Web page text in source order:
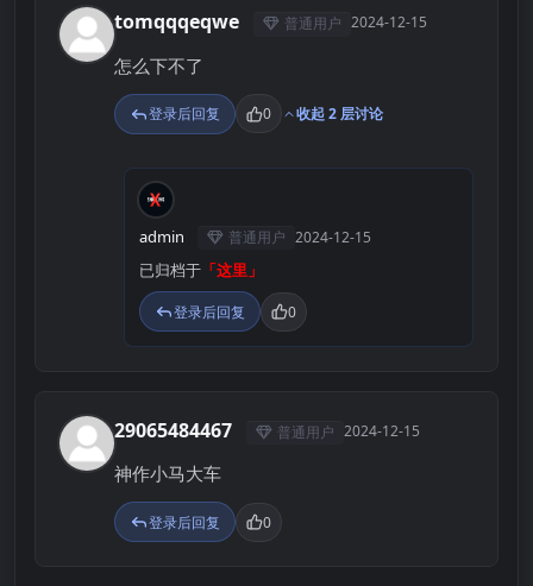
T tomqqqeqwe 普通用户 2024-12-15
怎么下不了
登录后回复 0 收起 2 层讨论
A
admin 普通用户 2024-12-15
已归档于 「这里」
登录后回复 0
2 29065484467 普通用户 2024-12-15
神作小马大车
登录后回复 0